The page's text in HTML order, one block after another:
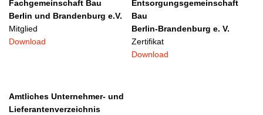
Fachgemeinschaft Bau
Berlin und Brandenburg e.V.
Mitglied
Download
Entsorgungsgemeinschaft
Bau
Berlin-Brandenburg e. V.
Zertifikat
Download
Amtliches Unternehmer- und
Lieferantenverzeichnis